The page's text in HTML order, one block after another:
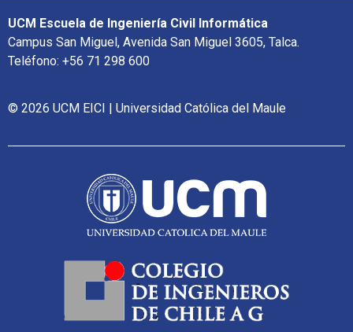
UCM Escuela de Ingeniería Civil Informática
Campus San Miguel, Avenida San Miguel 3605, Talca.
Teléfono: +56 71 298 600
© 2026 UCM EICI | Universidad Católica del Maule